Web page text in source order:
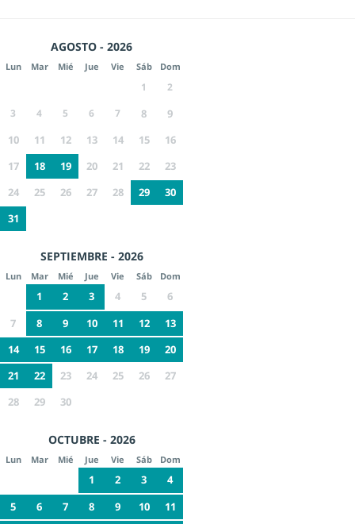
AGOSTO - 2026
Lun Mar Mié Jue Vie Sáb Dom
1
2
3
4 5 6 7 8
9
10
11 12 13 14 15
16
17
18 19 20 21 22
23
24
25 26 27 28 29
30
31
SEPTIEMBRE - 2026
Lun Mar Mié Jue Vie Sáb Dom
1 2 3 4 5
6
7
8 9 10 11 12
13
14
15 16 17 18 19
20
21
22 23 24 25 26
27
28
29 30
OCTUBRE - 2026
Lun Mar Mié Jue Vie Sáb Dom
1 2 3
4
5
6 7 8 9 10 11